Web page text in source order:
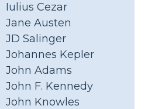
Iulius Cezar
Jane Austen
JD Salinger
Johannes Kepler
John Adams
John F. Kennedy
John Knowles